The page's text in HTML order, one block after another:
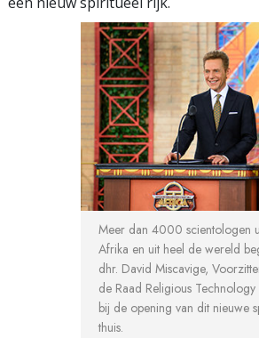
Meer dan 4000 scientologen
Afrika en uit heel de wereld
dhr. David Miscavige,
de Raad Religious Technology
bij de opening van dit nieuwe
thuis.